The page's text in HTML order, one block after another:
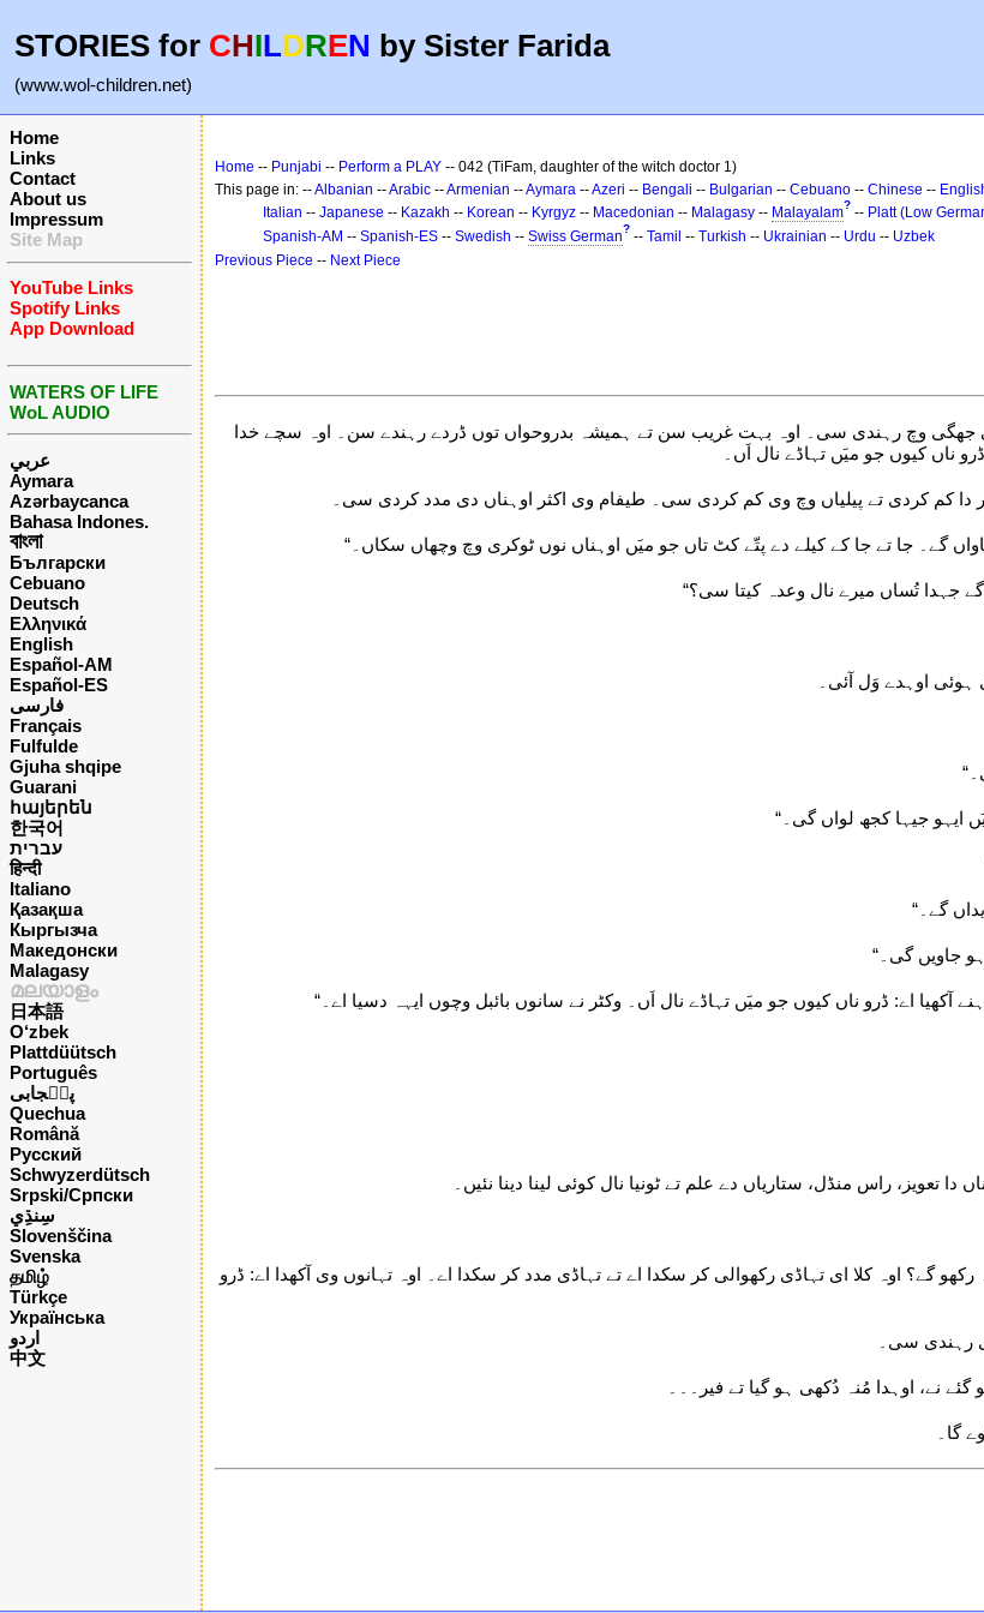
STORIES for CHILDREN by Sister Farida
(www.wol-children.net)
Home
Links
Contact
About us
Impressum
Site Map
YouTube Links
Spotify Links
App Download
WATERS OF LIFE
WoL AUDIO
عربي
Aymara
Azərbaycanca
Bahasa Indones.
বাংলা
Български
Cebuano
Deutsch
Ελληνικά
English
Español-AM
Español-ES
فارسی
Français
Fulfulde
Gjuha shqipe
Guarani
հայերեն
한국어
עברית
हिन्दी
Italiano
Қазақша
Кыргызча
Македонски
Malagasy
മലയാളം
日本語
O‘zbek
Plattdüütsch
Português
پن٘جابی
Quechua
Română
Русский
Schwyzerdütsch
Srpski/Српски
Slovenščina
Svenska
தமிழ்
Türkçe
Українська
اردو
中文
Home -- Punjabi -- Perform a PLAY -- 042 (TiFam, daughter of the witch doctor 1)
This page in: --Albanian --Arabic --Armenian --Aymara --Azeri -- Bengali -- Bulgarian -- Cebuano -- Chinese --
Italian -- Japanese -- Kazakh -- Korean -- Kyrgyz -- Macedonian -- Malagasy -- Malayalam? -- Platt (Low
Spanish-AM -- Spanish-ES -- Swedish -- Swiss German? -- Tamil -- Turkish -- Ukrainian -- Urdu -- Uzbek
Previous Piece -- Next Piece
جھگی وچ رہندی سی۔ اوہ بہت غریب سن تے ہمیشہ بدروحواں توں ڈردے رہندے سن۔ اوہ سچے خدا
ناں کیوں جو میَں تہاڈے نال اَں۔
دا کم کردی تے پیلیاں وچ وی کم کردی سی۔ طیفام وی اکثر اوہناں دی مدد کردی سی۔
گے۔ جا تے جا کے کیلے دے پتّے کٹ تاں جو میَں اوہناں نوں ٹوکری وچ وچھاں سکاں۔“
جہدا تُساں میرے نال وعدہ کیتا سی؟“
ہوئی اوہدے وَل آئی۔
ایہو جیہا کجھ لواں گی۔“
گے۔“
جاویں گی۔“
آکھیا اے: ڈرو ناں کیوں جو میَں تہاڈے نال اَں۔ وکٹر نے سانوں بائبل وچوں ایہہ دسیا اے۔“
راس منڈل، ستاریاں دے علم تے ٹونیا نال کوئی لینا دینا نئیں۔
گے؟ اوہ کلا ای تہاڈی رکھوالی کر سکدا اے تے تہاڈی مدد کر سکدا اے۔ اوہ تہانوں وی آکھدا اے: ڈرو
رہندی سی۔
نے، اوہدا مُنہ دُکھی ہو گیا تے فیر۔۔۔
گا۔